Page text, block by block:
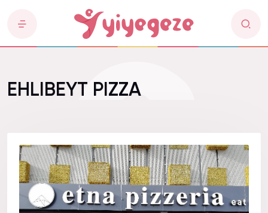
EHLIBEYT PIZZA